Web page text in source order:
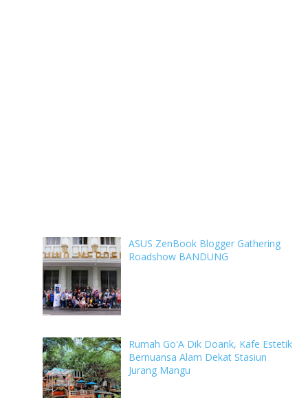
ASUS ZenBook Blogger Gathering
Roadshow BANDUNG
Rumah Go'A Dik Doank, Kafe Estetik
Bernuansa Alam Dekat Stasiun
Jurang Mangu